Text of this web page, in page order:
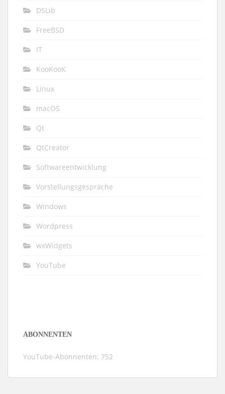
DSLib
FreeBSD
IT
KooKooK
Linux
macOS
Qt
QtCreator
Softwareentwicklung
Vorstellungsgespräche
Windows
Wordpress
wxWidgets
YouTube
ABONNENTEN
YouTube-Abonnenten: 752